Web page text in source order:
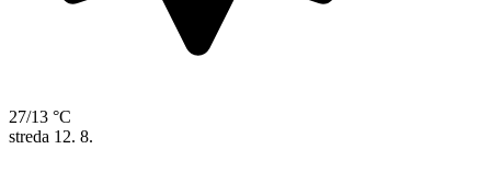
27/13 °C
streda 12. 8.